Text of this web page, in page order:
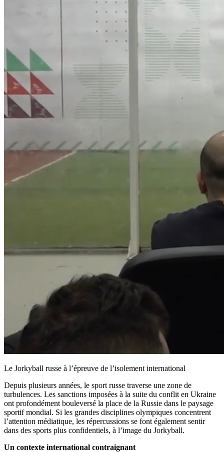
Le Jorkyball russe à l’épreuve de l’isolement international
Depuis plusieurs années, le sport russe traverse une zone de
turbulences. Les sanctions imposées à la suite du conflit en Ukraine
ont profondément bouleversé la place de la Russie dans le paysage
sportif mondial. Si les grandes disciplines olympiques concentrent
l’attention médiatique, les répercussions se font également sentir
dans des sports plus confidentiels, à l’image du Jorkyball.
Un contexte international contraignant